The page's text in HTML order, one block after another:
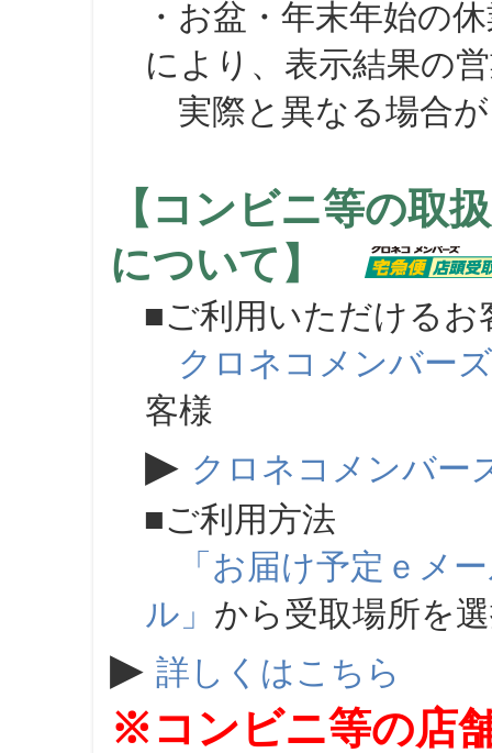
・お盆・年末年始の
により、表示結果の
実際と異なる場合が
【コンビニ等の取
について】
■ご利用いただけるお
クロネコメンバーズ
客様
▶ クロネコメンバー
■ご利用方法
「お届け予定ｅメ
ル」 から受取場所を
▶ 詳しくはこちら
※コンビニ等の店